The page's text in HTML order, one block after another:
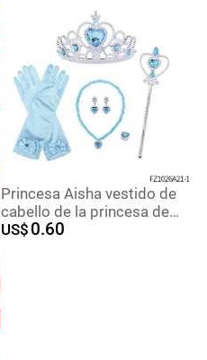
los niños DIY máscara de
graffiti pintada a mano
Princesa Aisha vestido de
cabello de la princesa de
nieve vestido de la princesa
US$ 0.60